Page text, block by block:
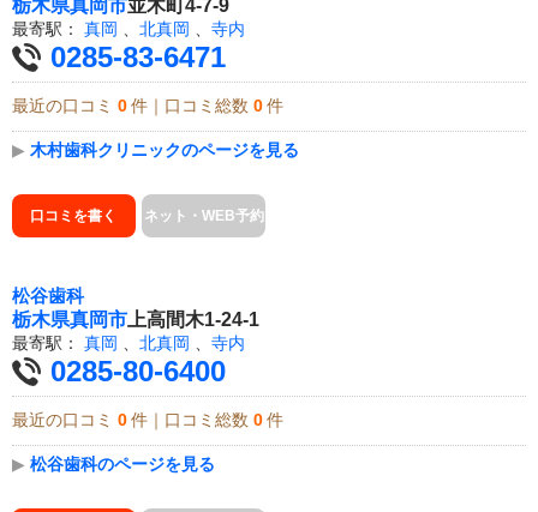
栃木県真岡市並木町4-7-9
最寄駅： 真岡 北真岡 寺内
0285-83-6471
最近の口コミ 0 件｜口コミ総数 0 件
▶ 木村歯科クリニックのページを見る
口コミを書く ネット・WEB予約
松谷歯科
栃木県真岡市 上高間木1-24-1
最寄駅： 真岡 北真岡 寺内
0285-80-6400
最近の口コミ 0 件｜口コミ総数 0 件
▶ 松谷歯科のページを見る